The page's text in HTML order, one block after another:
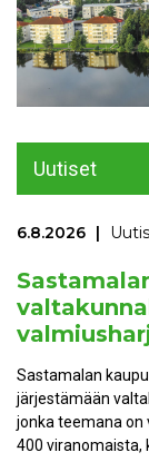
Uutiset
6.8.2026
Sastamalan
järjestämään
jonka teemana on
400 viranomaista,